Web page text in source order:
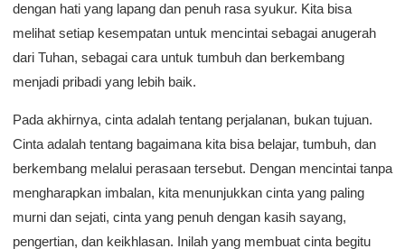
dengan hati yang lapang dan penuh rasa syukur. Kita bisa
melihat setiap kesempatan untuk mencintai sebagai anugerah
dari Tuhan, sebagai cara untuk tumbuh dan berkembang
menjadi pribadi yang lebih baik.
Pada akhirnya, cinta adalah tentang perjalanan, bukan tujuan.
Cinta adalah tentang bagaimana kita bisa belajar, tumbuh, dan
berkembang melalui perasaan tersebut. Dengan mencintai tanpa
mengharapkan imbalan, kita menunjukkan cinta yang paling
murni dan sejati, cinta yang penuh dengan kasih sayang,
pengertian, dan keikhlasan. Inilah yang membuat cinta begitu